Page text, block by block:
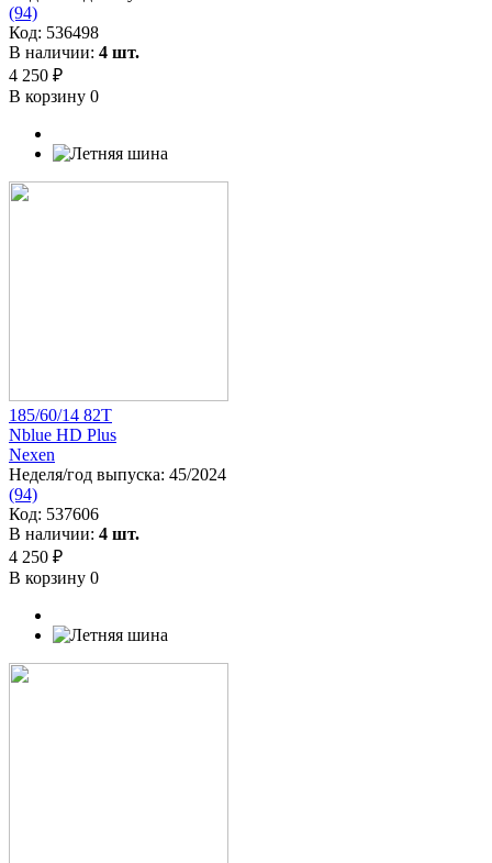
(94)
Код: 536498
В наличии: 4 шт.
4 250 ₽
В корзину 0
185/60/14 82T
Nblue HD Plus
Nexen
Неделя/год выпуска: 45/2024
(94)
Код: 537606
В наличии: 4 шт.
4 250 ₽
В корзину 0